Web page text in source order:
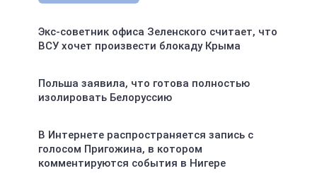
Экс-советник офиса Зеленского считает, что
ВСУ хочет произвести блокаду Крыма
Польша заявила, что готова полностью
изолировать Белоруссию
В Интернете распространяется запись с
голосом Пригожина, в котором
комментируются события в Нигере